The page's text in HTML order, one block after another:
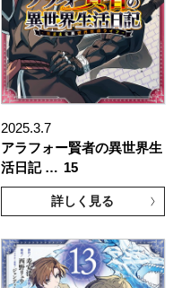
2025.3.7
アラフォー賢者の異世界生
活日記 … 15
詳しく見る